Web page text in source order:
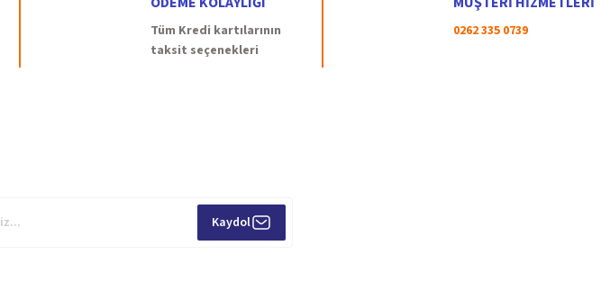
Tüm Kredi kartılarının
taksit seçenekleri
0262 335 0739
Kaydol